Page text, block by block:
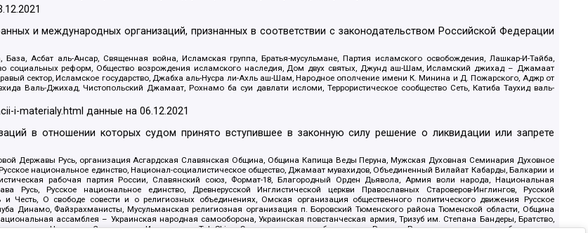
и международных организаций, признанных в соответствии с законодательством Российской Федерации
Асбат аль-Ансар, Священная война, Исламская группа, Братья-мусульмане, Партия исламского освобождения, Лашкар-И-Тайба,
социальных реформ, Общество возрождения исламского наследия, Дом двух святых, Джунд аш-Шам, Исламский джихад – Джамаат
сектор, Исламское государство, Джабха аль-Нусра ли-Ахль аш-Шам, Народное ополчение имени К. Минина и Д. Пожарского, Аджр от
Валь-Джихад, Чистопольский Джамаат, Рохнамо ба суи давлати исломи, Террористическое сообщество Сеть, Катиба Таухид валь-
i-materialy.html данные на06.12.2021
в отношении которых судом принято вступившее в законную силу решение о ликвидации или запрете
Державы Русь, организация Асгардская Славянская Община, Община Капища Веды Перуна, Мужская Духовная Семинария Духовное
национальное единство, Национал-социалистическое общество, Джамаат мувахидов, Объединенный Вилайат Кабарды, Балкарии и
рабочая партия России, Славянский союз, Формат-18, Благородный Орден Дьявола, Армия воли народа, Национальная
Русь, Русское национальное единство, Древнерусской Инглистической церкви Православных Староверов-Инглингов, Русский
О свободе совести и о религиозных объединениях, Омская организация общественного политического движения Русское
Динамо, Файзрахманисты, Мусульманская религиозная организация п. Боровский Тюменского района Тюменской области, Община
ассамблея – Украинская народная самооборона, Украинская повстанческая армия, Тризуб им. Степана Бандеры, Братство,
Народная Социальная Инициатива, TulaSkins, Этнополитическое объединение Русские, Русское национальное объединение